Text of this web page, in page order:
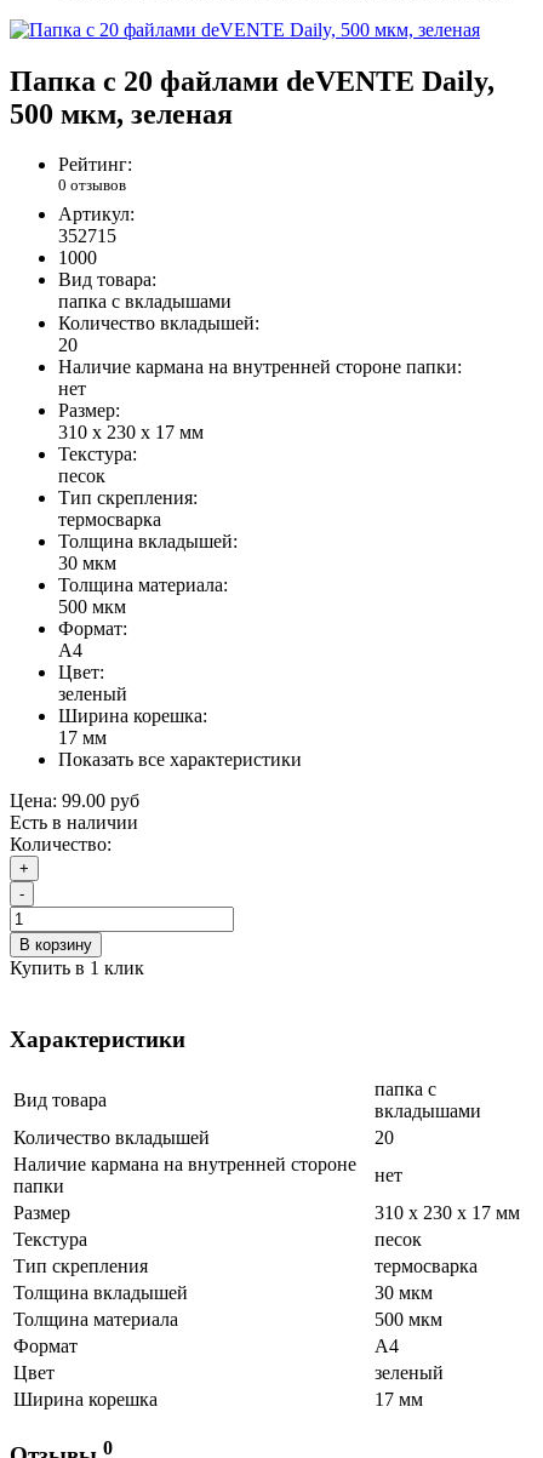
Папка с 20 файлами deVENTE Daily,
500 мкм, зеленая
Рейтинг:
0 отзывов
Артикул:
352715
1000
Вид товара:
папка с вкладышами
Количество вкладышей:
20
Наличие кармана на внутренней стороне папки:
нет
Размер:
310 х 230 х 17 мм
Текстура:
песок
Тип скрепления:
термосварка
Толщина вкладышей:
30 мкм
Толщина материала:
500 мкм
Формат:
А4
Цвет:
зеленый
Ширина корешка:
17 мм
Показать все характеристики
Цена: 99.00 руб
Есть в наличии
Количество:
+
-
В корзину
Купить в 1 клик
Характеристики
Вид товара
папка с
вкладышами
Количество вкладышей
20
Наличие кармана на внутренней стороне
папки
нет
Размер
310 х 230 х 17 мм
Текстура
песок
Тип скрепления
термосварка
Толщина вкладышей
30 мкм
Толщина материала
500 мкм
Формат
А4
Цвет
зеленый
Ширина корешка
17 мм
0